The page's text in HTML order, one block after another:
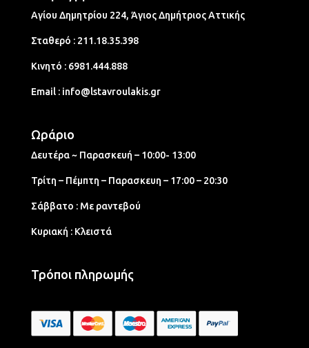
Αγίου Δημητρίου 224, Άγιος Δημήτριος Aττικής
Σταθερό : 211.18.35.398
Κινητό : 6981.444.888
Email : info@lstavroulakis.gr
Ωράριο
Δευτέρα ~ Παρασκευή – 10:00- 13:00
Τρίτη – Πέμπτη – Παρασκευη – 17:00 – 20:30
Σάββατο : Με ραντεβού
Κυριακή : Κλειστά
Τρόποι πληρωμής